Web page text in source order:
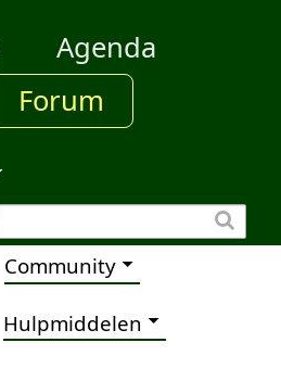
Agenda
Forum
Community
Hulpmiddelen